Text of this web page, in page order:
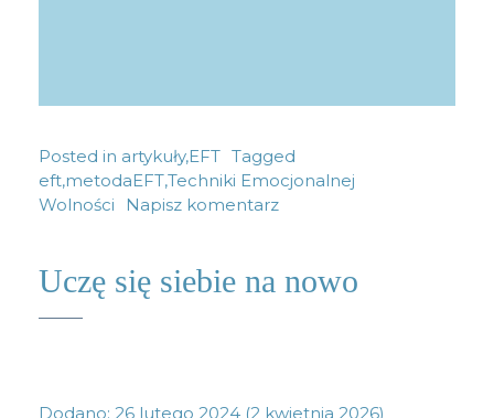
Posted in artykuły,EFT Tagged
eft,metodaEFT,Techniki Emocjonalnej
Wolności
Napisz komentarz
Uczę się siebie na nowo
Dodano: 26 lutego 2024 (2 kwietnia 2026)